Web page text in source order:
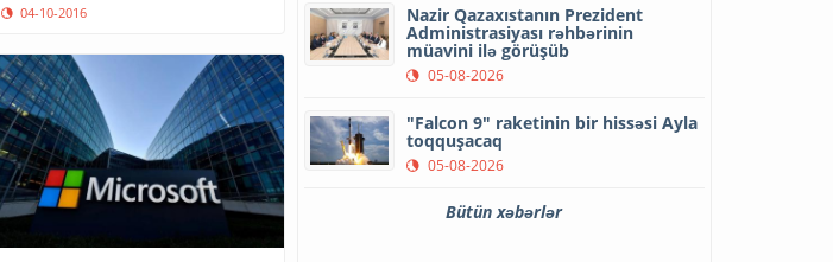
04-10-2016 Nazir Qazaxıstanın Prezident
Administrasiyası rəhbərinin
müavini ilə görüşüb
05-08-2026
"Falcon 9" raketinin bir hissəsi Ayla
toqquşacaq
05-08-2026
Bütün xəbərlər